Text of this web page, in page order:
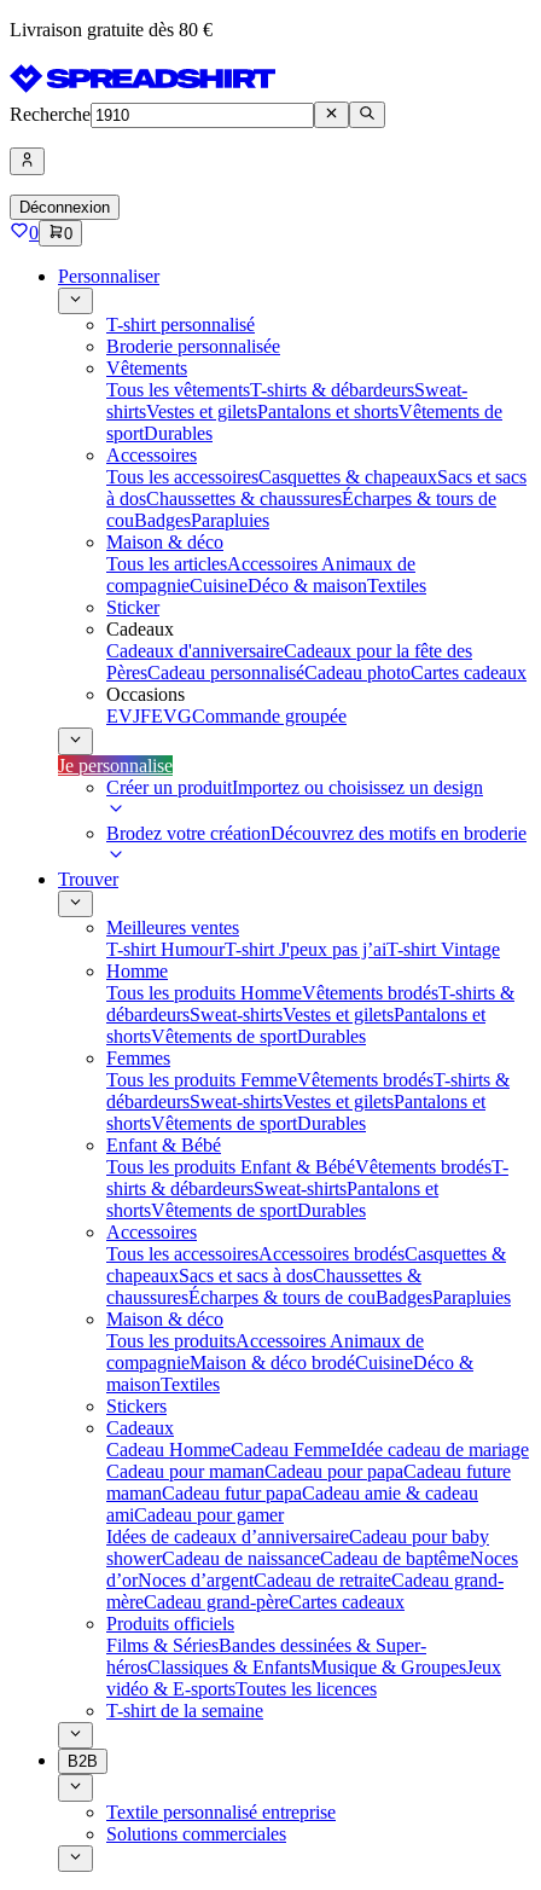
Livraison gratuite dès 80 €
Recherche
Déconnexion
0 0
Personnaliser
T-shirt personnalisé
Broderie personnalisée
Vêtements
Tous les vêtementsT-shirts & débardeursSweat-
shirtsVestes et giletsPantalons et shortsVêtements de
sportDurables
Accessoires
Tous les accessoiresCasquettes & chapeauxSacs et sacs
à dosChaussettes & chaussuresÉcharpes & tours de
couBadgesParapluies
Maison & déco
Tous les articlesAccessoires Animaux de
compagnieCuisineDéco & maisonTextiles
Sticker
Cadeaux
Cadeaux d'anniversaireCadeaux pour la fête des
PèresCadeau personnaliséCadeau photoCartes cadeaux
Occasions
EVJFEVGCommande groupée
Je personnalise
Créer un produitImportez ou choisissez un design
Brodez votre créationDécouvrez des motifs en broderie
Trouver
Meilleures ventes
T-shirt HumourT-shirt J'peux pas j’aiT-shirt Vintage
Homme
Tous les produits HommeVêtements brodésT-shirts &
débardeursSweat-shirtsVestes et giletsPantalons et
shortsVêtements de sportDurables
Femmes
Tous les produits FemmeVêtements brodésT-shirts &
débardeursSweat-shirtsVestes et giletsPantalons et
shortsVêtements de sportDurables
Enfant & Bébé
Tous les produits Enfant & BébéVêtements brodésT-
shirts & débardeursSweat-shirtsPantalons et
shortsVêtements de sportDurables
Accessoires
Tous les accessoiresAccessoires brodésCasquettes &
chapeauxSacs et sacs à dosChaussettes &
chaussuresÉcharpes & tours de couBadgesParapluies
Maison & déco
Tous les produitsAccessoires Animaux de
compagnieMaison & déco brodéCuisineDéco &
maisonTextiles
Stickers
Cadeaux
Cadeau HommeCadeau FemmeIdée cadeau de mariage​
Cadeau pour mamanCadeau pour papaCadeau future
mamanCadeau futur papaCadeau amie & cadeau
amiCadeau pour gamer
Idées de cadeaux d’anniversaireCadeau pour baby
showerCadeau de naissanceCadeau de baptêmeNoces
d’orNoces d’argentCadeau de retraiteCadeau grand-
mèreCadeau grand-pèreCartes cadeaux
Produits officiels
Films & SériesBandes dessinées & Super-
hérosClassiques & EnfantsMusique & GroupesJeux
vidéo & E-sportsToutes les licences
T-shirt de la semaine
B2B
Textile personnalisé entreprise
Solutions commerciales